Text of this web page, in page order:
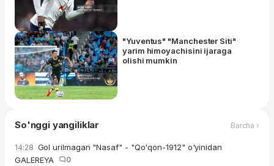
"Yuventus" "Manchester Siti"
yarim himoyachisini ijaraga
olishi mumkin
So'nggi yangiliklar Barcha ›
14:28 Gol urilmagan "Nasaf" - "Qo'qon-1912" o'yinidan
GALEREYA
0